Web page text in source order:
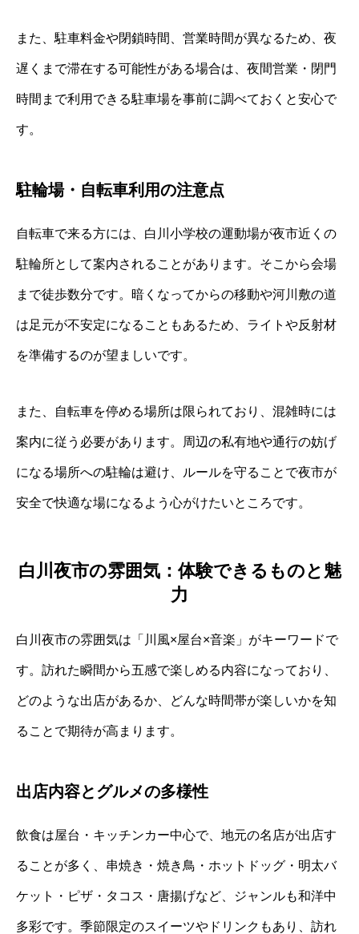
また、駐車料金や閉鎖時間、営業時間が異なるため、夜
遅くまで滞在する可能性がある場合は、夜間営業・閉門
時間まで利用できる駐車場を事前に調べておくと安心で
す。
駐輪場・自転車利用の注意点
自転車で来る方には、白川小学校の運動場が夜市近くの
駐輪所として案内されることがあります。そこから会場
まで徒歩数分です。暗くなってからの移動や河川敷の道
は足元が不安定になることもあるため、ライトや反射材
を準備するのが望ましいです。
また、自転車を停める場所は限られており、混雑時には
案内に従う必要があります。周辺の私有地や通行の妨げ
になる場所への駐輪は避け、ルールを守ることで夜市が
安全で快適な場になるよう心がけたいところです。
白川夜市の雰囲気：体験できるものと魅
力
白川夜市の雰囲気は「川風×屋台×音楽」がキーワードで
す。訪れた瞬間から五感で楽しめる内容になっており、
どのような出店があるか、どんな時間帯が楽しいかを知
ることで期待が高まります。
出店内容とグルメの多様性
飲食は屋台・キッチンカー中心で、地元の名店が出店す
ることが多く、串焼き・焼き鳥・ホットドッグ・明太バ
ケット・ピザ・タコス・唐揚げなど、ジャンルも和洋中
多彩です。季節限定のスイーツやドリンクもあり、訪れ